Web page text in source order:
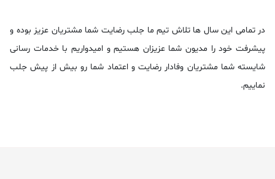
در تمامی این سال ها تلاش تیم ما جلب رضایت شما مشتریان عزیز بوده و
پیشرفت خود را مدیون شما عزیزان هستیم و امیدواریم با خدمات رسانی
شایسته شما مشتریان وفادار رضایت و اعتماد شما رو بیش از پیش جلب
نماییم.